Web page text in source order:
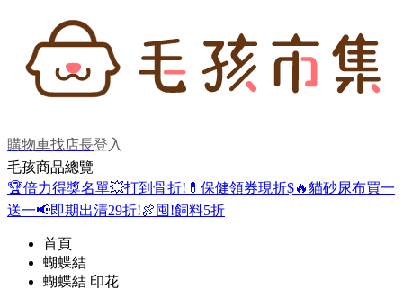
購物車找店長登入
毛孩商品總覽
🏆倍力得獎名單💥打到骨折! 💊保健領券現折$🔥貓砂尿布買一
送一📢即期出清29折!🍖囤!飼料5折
首頁
蝴蝶結
蝴蝶結 印花